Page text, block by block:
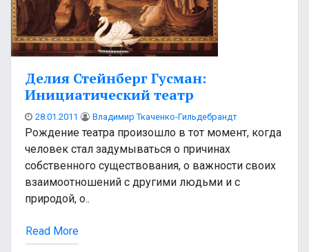
Делия Стейнберг Гусман:
Инициатический театр
28.01.2011 Владимир Ткаченко-Гильдебрандт
Рождение театра произошло в тот момент, когда
человек стал задумываться о причинах
собственного существования, о важности своих
взаимоотношений с другими людьми и с
природой, о..
Read More